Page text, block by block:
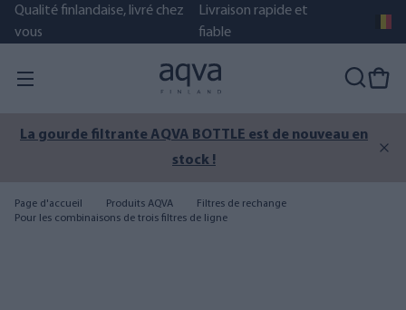
Qualité finlandaise, livré chez
vous
Livraison rapide et
fiable
La gourde filtrante AQVA BOTTLE est de nouveau en
stock !
Page d'accueil Produits AQVA
Filtres de rechange
Pour les combinaisons de trois filtres de ligne